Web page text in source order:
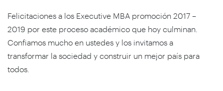
Felicitaciones a los Executive MBA promoción 2017 –
2019 por este proceso académico que hoy culminan.
Confiamos mucho en ustedes y los invitamos a
transformar la sociedad y construir un mejor país para
todos.